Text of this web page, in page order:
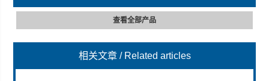
查看全部产品
相关文章 / Related articles